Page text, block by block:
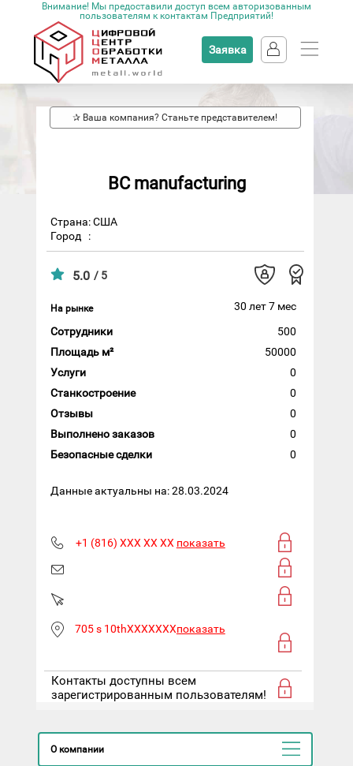
Внимание! Мы предоставили доступ всем авторизованным
пользователям к контактам Предприятий!
Заявка
✰ Ваша компания? Станьте представителем!
BC manufacturing
Страна: США
Город
:
5.0 / 5
На рынке
30 лет 7 мес
Сотрудники
500
Площадь м²
50000
Услуги
0
Станкостроение
0
Отзывы
0
Выполнено заказов
0
Безопасные сделки
0
Данные актуальны на: 28.03.2024
+1 (816) XXX XX XX показать
705 s 10thXXXXXXXпоказать
Контакты доступны всем
зарегистрированным пользователям!
О компании